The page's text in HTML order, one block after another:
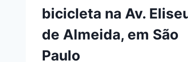
bicicleta na Av.
de Almeida, em São
Paulo